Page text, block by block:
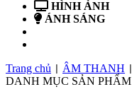
HÌNH ẢNH
ÁNH SÁNG
Trang chủ
ÂM THANH
DANH MỤC SẢN PHẨM